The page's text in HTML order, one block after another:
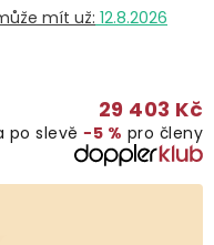
12.8.2026
29 403 Kč
po slevě −5 % pro členy